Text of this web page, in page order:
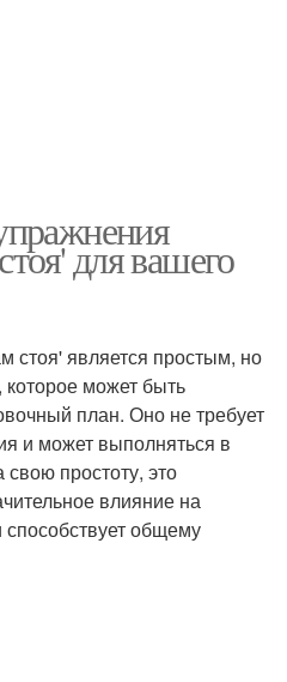
для вашего
стоя' является простым, но
может быть
план. Оно не требует
и может выполняться в
простоту, это
влияние на
общему